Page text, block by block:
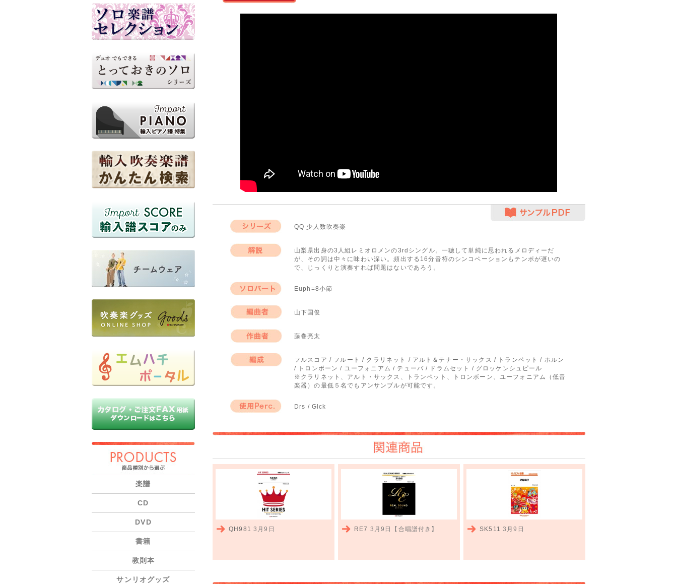
楽譜
CD
DVD
書籍
教則本
サンリオグッズ
QQ 少人数吹奏楽
山梨県出身の3人組レミオロメンの3rdシングル。一聴して単純に思われるメロディーだ
が、その詞は中々に味わい深い。頻出する16分音符のシンコペーションもテンポが遅いの
で、じっくりと演奏すれば問題はないであろう。
Euph=8小節
山下国俊
藤巻亮太
フルスコア / フルート / クラリネット / アルト＆テナー・サックス / トランペット / ホルン
/ トロンボーン / ユーフォニアム / テューバ / ドラムセット / グロッケンシュピール
※クラリネット、アルト・サックス、トランペット、トロンボーン、ユーフォニアム（低音
楽器）の最低５名でもアンサンブルが可能です。
Drs / Glck
関連商品
QH9813月9日 RE7 3月9日【合唱譜付き】 SK5113月9日